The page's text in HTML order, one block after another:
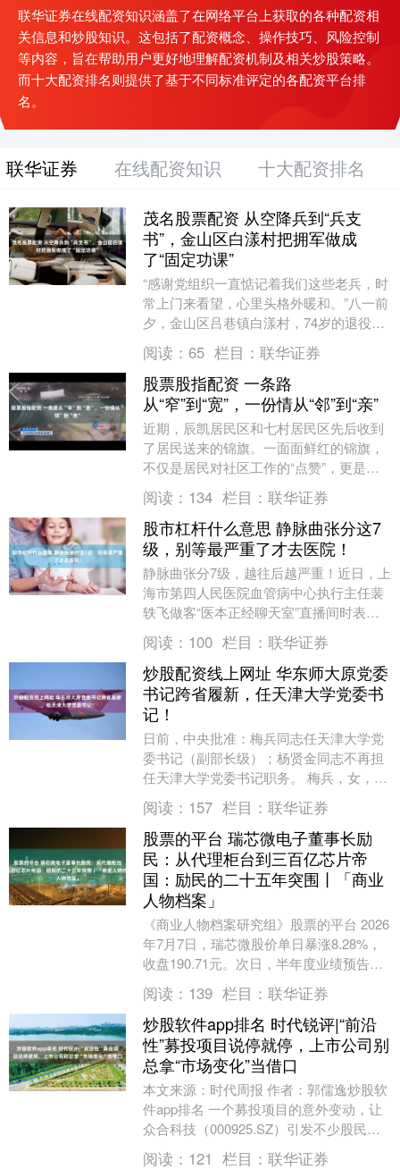
联华证券在线配资知识涵盖了在网络平台上获取的各种配资相
关信息和炒股知识。这包括了配资概念、操作技巧、风险控制
等内容，旨在帮助用户更好地理解配资机制及相关炒股策略。
而十大配资排名则提供了基于不同标准评定的各配资平台排
名。
联华证券 在线配资知识 十大配资排名
茂名股票配资 从空降兵到“兵支
书”，金山区白漾村把拥军做成
了“固定功课”
“感谢党组织一直惦记着我们这些老兵，时
常上门来看望，心里头格外暖和。”八一前
夕，金山区吕巷镇白漾村，74岁的退役军
人老陈握住来访者的手，语气有些激动。
这一天，....
阅读： 65 栏目： 联华证券
股票股指配资 一条路
从“窄”到“宽”，一份情从“邻”到“亲”
近期，辰凯居民区和七村居民区先后收到
了居民送来的锦旗。一面面鲜红的锦旗，
不仅是居民对社区工作的“点赞”，更是金
山区石化街道深耕为民服务、践行全过程
人民民主的生动....
阅读： 134 栏目： 联华证券
股市杠杆什么意思 静脉曲张分这7
级，别等最严重了才去医院！
静脉曲张分7级，越往后越严重！近日，上
海市第四人民医院血管病中心执行主任裴
轶飞做客“医本正经聊天室”直播间时表
示：如果只是0、1、2级，还能保守调
理。等级继续升....
阅读： 100 栏目： 联华证券
炒股配资线上网址 华东师大原党委
书记跨省履新，任天津大学党委书
记！
日前，中央批准：梅兵同志任天津大学党
委书记（副部长级）；杨贤金同志不再担
任天津大学党委书记职务。 梅兵，女，
1967年7月出生，在职研究生，理学博
士，中共党员，....
阅读： 157 栏目： 联华证券
股票的平台 瑞芯微电子董事长励
民：从代理柜台到三百亿芯片帝
国：励民的二十五年突围丨「商业
人物档案」
《商业人物档案研究组》股票的平台 2026
年7月7日，瑞芯微股价单日暴涨8.28%，
收盘190.71元。次日，半年度业绩预告出
炉：营收28.7至29.1亿元，同....
阅读： 139 栏目： 联华证券
炒股软件app排名 时代锐评|“前沿
性”募投项目说停就停，上市公司别
总拿“市场变化”当借口
本文来源：时代周报 作者：郭儒逸炒股软
件app排名 一个募投项目的意外变动，让
众合科技（000925.SZ）引发不少股民吐
槽。 7月28日晚，众合科技公告称，经....
阅读： 121 栏目： 联华证券